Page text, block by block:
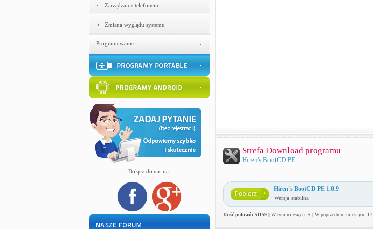
Zarządzanie telefonem
Zmiana wyglądu systemu
Programowanie
Dołącz do nas na:
Strefa Download programu
Hiren's BootCD PE
Hiren's BootCD PE 1.0.9
Wersja stabilna
Ilość pobrań: 51159| W tym miesiącu: 5 | W poprzednim miesiącu: 17